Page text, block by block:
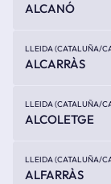
ALCANÓ
LLEIDA (CATALUÑA/
ALCARRÀS
LLEIDA (CATALUÑA/
ALCOLETGE
LLEIDA (CATALUÑA/
ALFARRÀS